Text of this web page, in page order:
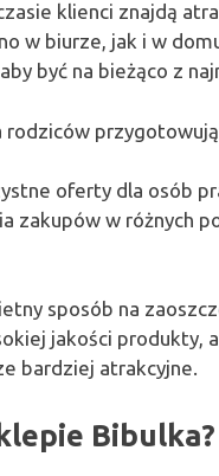
klienci znajdą
w biurze, jak i w
być na bieżąco z
rodziców
oferty dla osób
zakupów w różnych
sposób na
jakości produkty,
bardziej atrakcyjne.
Bibulka?